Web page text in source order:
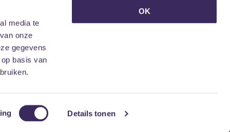
media te
onze
gegevens
basis van
Details tonen
OK
ontvangen?